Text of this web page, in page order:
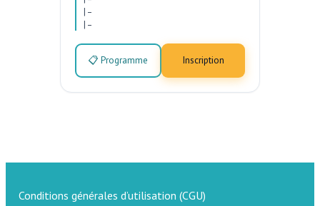
| –
| –
📋 Programme Inscription
Conditions générales d’utilisation (CGU)